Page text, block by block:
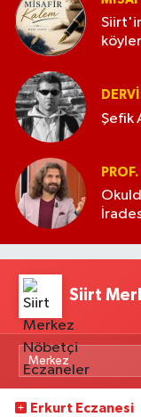
köyler
Şefik
Siirt
Erkurt Eczanesi